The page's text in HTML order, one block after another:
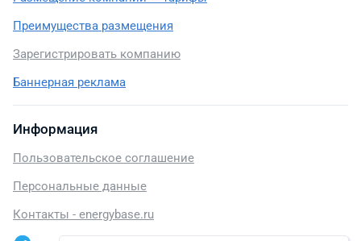
Преимущества размещения
Зарегистрировать компанию
Баннерная реклама
Информация
Пользовательское соглашение
Персональные данные
Контакты - energybase.ru